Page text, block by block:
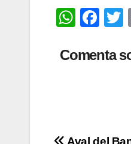
W
at
F
c
o
Comenta
Aval del